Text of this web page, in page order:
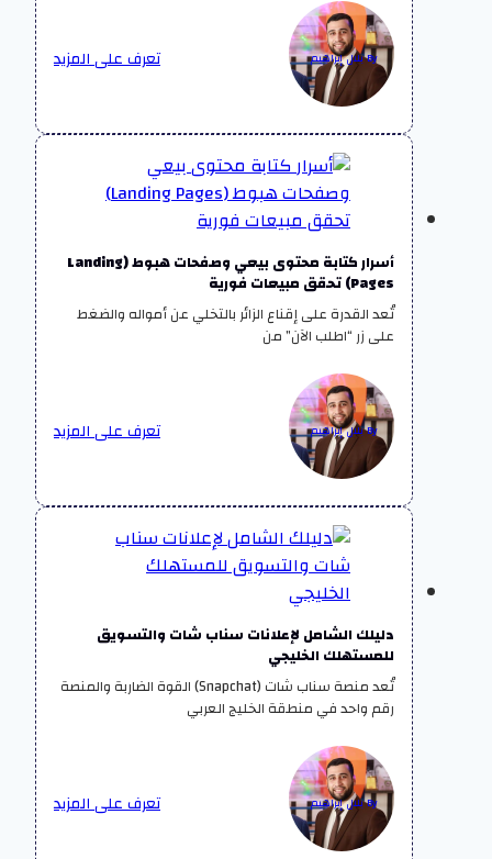
By بلال إبراهيم تعرف على المزيد
أسرار كتابة محتوى بيعي وصفحات هبوط (Landing
Pages) تحقق مبيعات فورية
تُعد القدرة على إقناع الزائر بالتخلي عن أمواله والضغط
على زر “اطلب الآن” من
By بلال إبراهيم تعرف على المزيد
دليلك الشامل لإعلانات سناب شات والتسويق
للمستهلك الخليجي
تُعد منصة سناب شات (Snapchat) القوة الضاربة والمنصة
رقم واحد في منطقة الخليج العربي
By بلال إبراهيم تعرف على المزيد